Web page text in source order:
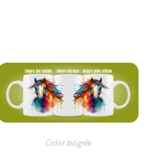
Color bögrék